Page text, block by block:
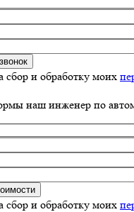
сбор и обработку моих
наш инженер по
сбор и обработку моих